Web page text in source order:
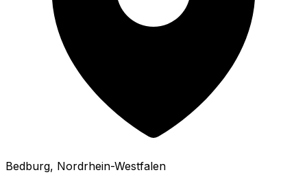
Bedburg, Nordrhein-Westfalen